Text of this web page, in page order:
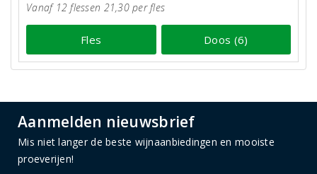
Vanaf 12 flessen 21,30 per fles
Fles Doos (6)
Aanmelden nieuwsbrief
Mis niet langer de beste wijnaanbiedingen en mooiste
proeverijen!